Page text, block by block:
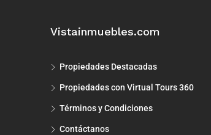
Vistainmuebles.com
Propiedades Destacadas
Propiedades con Virtual Tours 360
Términos y Condiciones
Contáctanos